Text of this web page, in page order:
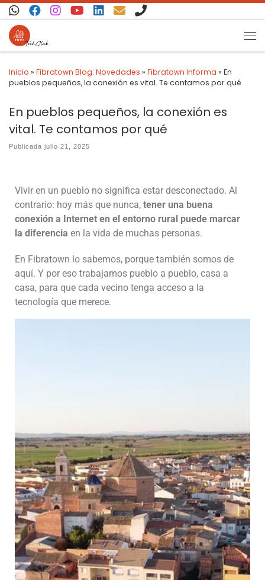
Saltar al contenido
Inicio » Fibratown Blog: Novedades » Fibratown Informa » En
pueblos pequeños, la conexión es vital. Te contamos por qué
En pueblos pequeños, la conexión es
vital. Te contamos por qué
Publicada julio 21, 2025
Vivir en un pueblo no significa estar desconectado. Al
contrario: hoy más que nunca, tener una buena
conexión a Internet en el entorno rural puede marcar
la diferencia en la vida de muchas personas.
En Fibratown lo sabemos, porque también somos de
aquí. Y por eso trabajamos pueblo a pueblo, casa a
casa, para que cada vecino tenga acceso a la
tecnología que merece.